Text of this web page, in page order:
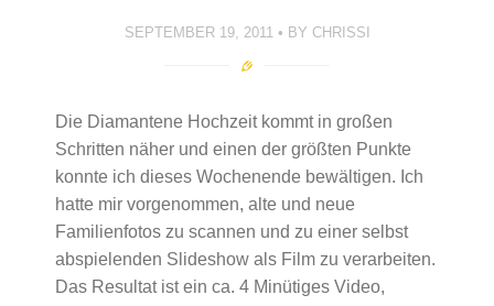
SEPTEMBER 19, 2011 BY CHRISSI
Die Diamantene Hochzeit kommt in großen
Schritten näher und einen der größten Punkte
konnte ich dieses Wochenende bewältigen. Ich
hatte mir vorgenommen, alte und neue
Familienfotos zu scannen und zu einer selbst
abspielenden Slideshow als Film zu verarbeiten.
Das Resultat ist ein ca. 4 Minütiges Video,